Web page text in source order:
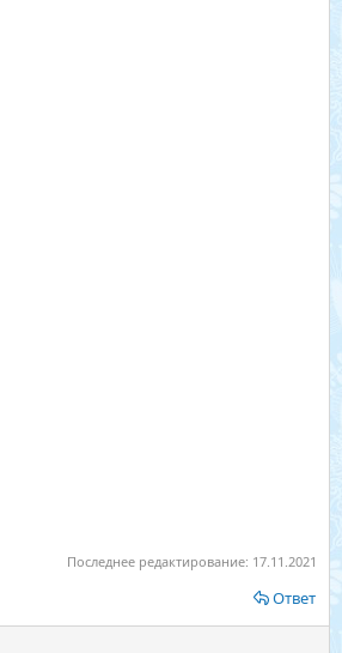
Последнее редактирование: 17.11.2021
Ответ